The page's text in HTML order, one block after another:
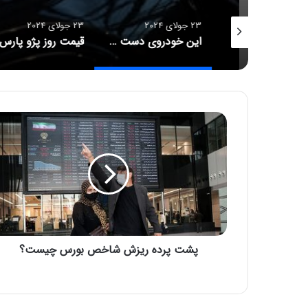
23 جولای 2024
این خودروی دست دوم ۱۵ میلیارد تومان قیمت دارد!
23 جولای 2024
پ
ش
ت
ر
د
ه
ر
ی
ا
پشت پرده ریزش شاخص بورس چیست؟